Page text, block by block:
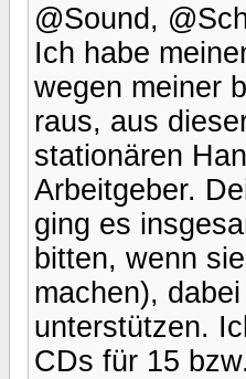
@Sound,
Ich habe
wegen meiner
raus, aus
stationären
Arbeitgeber.
ging es
bitten, wenn
machen),
unterstützen.
CDs für 15